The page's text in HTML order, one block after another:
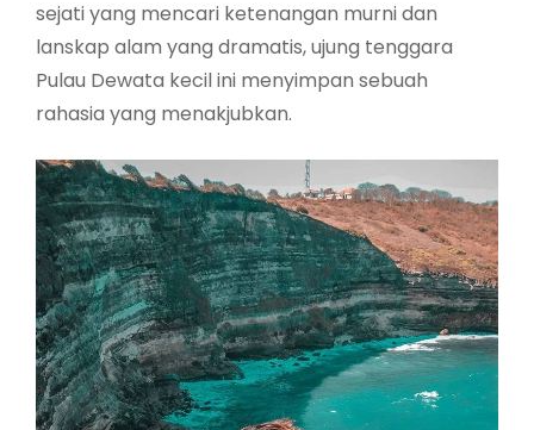
sejati yang mencari ketenangan murni dan
lanskap alam yang dramatis, ujung tenggara
Pulau Dewata kecil ini menyimpan sebuah
rahasia yang menakjubkan.